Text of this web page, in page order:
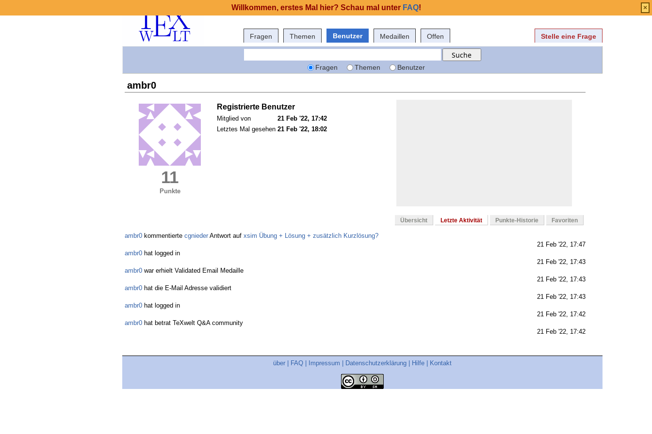
Fragen Themen Benutzer Medaillen Offen Stelle eine Frage
Fragen Themen Benutzer
ambr0
11
Punkte
Registrierte Benutzer
Mitglied von
21 Feb '22, 17:42
Letztes Mal gesehen 21 Feb '22, 18:02
Übersicht Letzte Aktivität Punkte-Historie Favoriten
ambr0 kommentierte cgnieder Antwort auf xsim Übung + Lösung + zusätzlich Kurzlösung?
21 Feb '22, 17:47
ambr0 hat logged in
21 Feb '22, 17:43
ambr0 war erhielt Validated Email Medaille
21 Feb '22, 17:43
ambr0 hat die E-Mail Adresse validiert
21 Feb '22, 17:43
ambr0 hat logged in
21 Feb '22, 17:42
ambr0 hat betrat TeXwelt Q&A community
21 Feb '22, 17:42
über FAQ Impressum Datenschutzerklärung Hilfe Kontakt
Willkommen, erstes Mal hier? Schau mal unter FAQ! ×